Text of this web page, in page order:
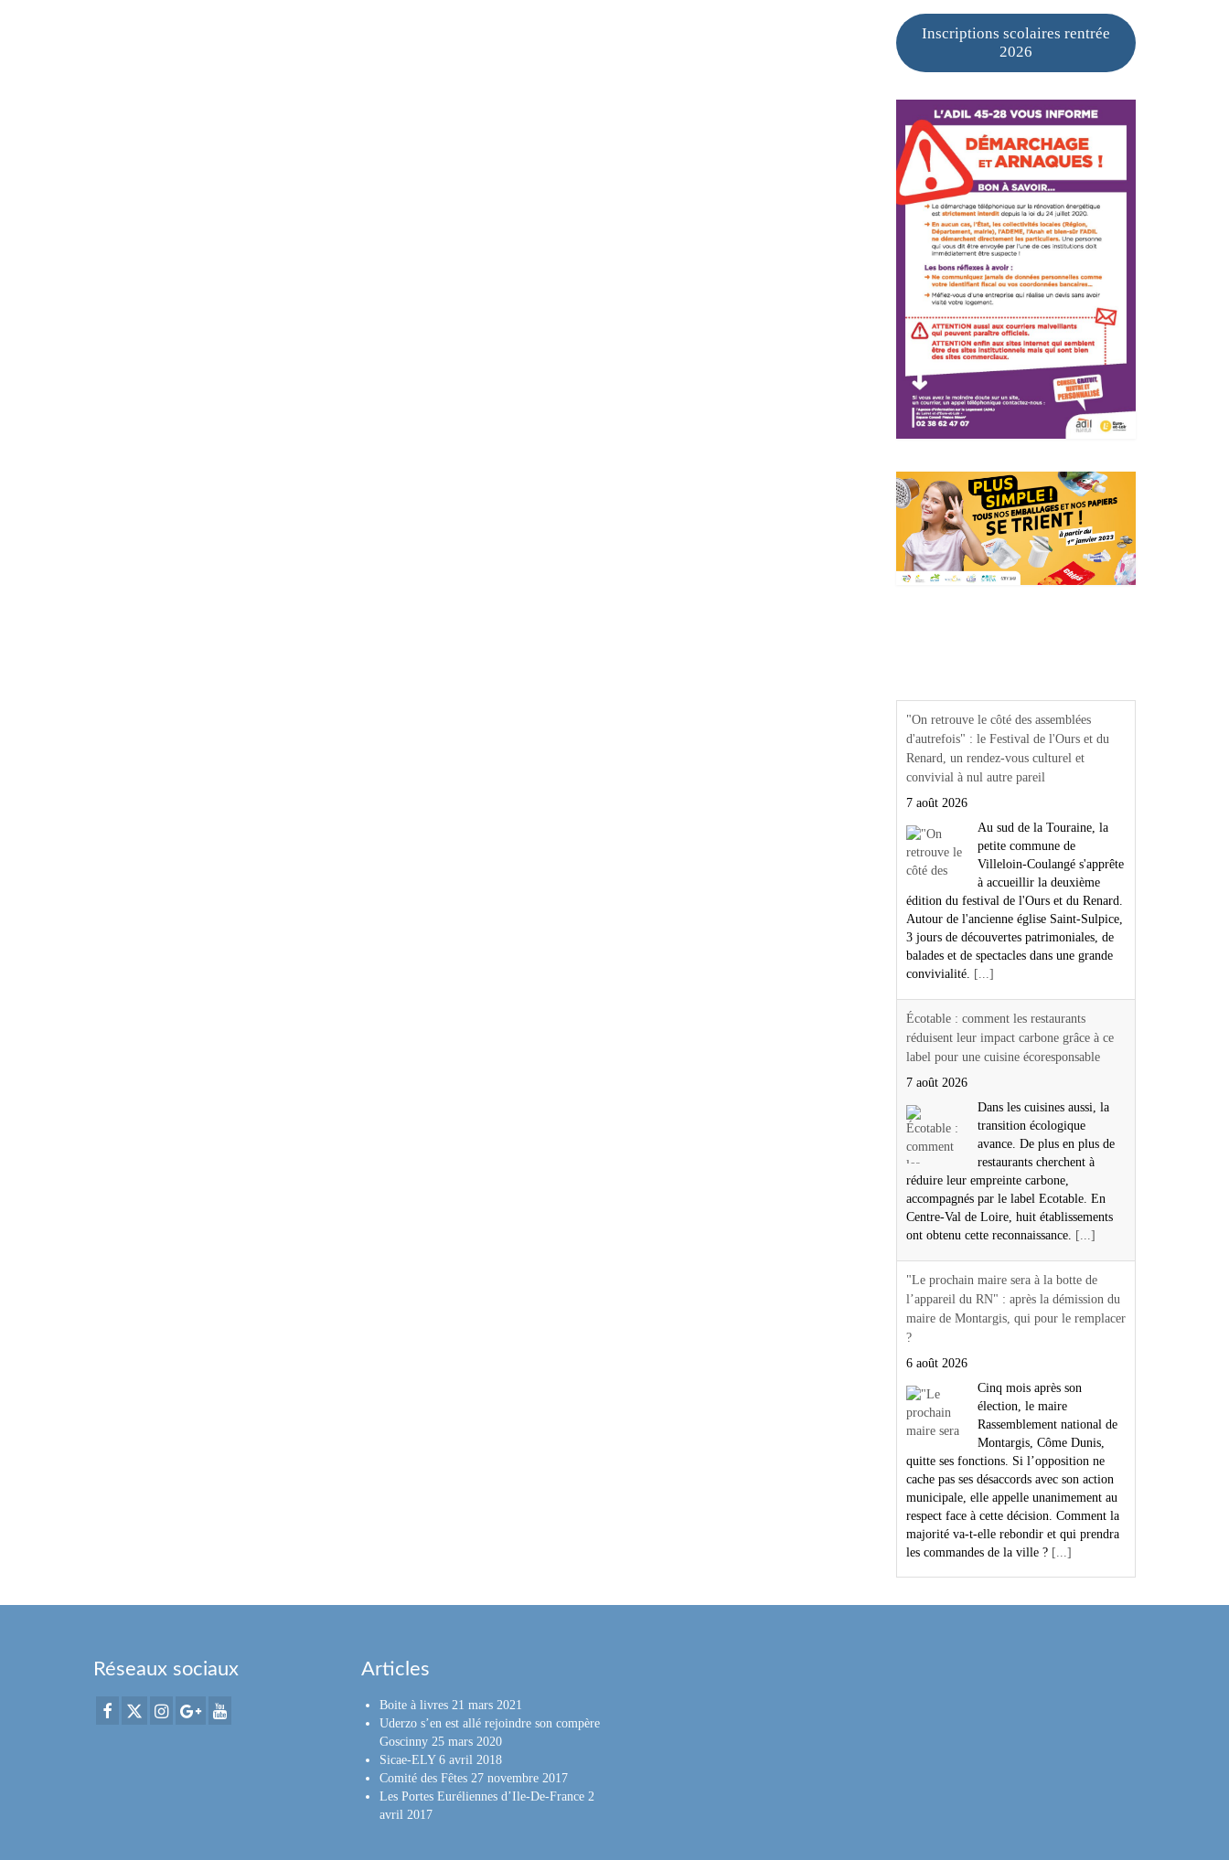
Inscriptions scolaires rentrée
2026
"On retrouve le côté des assemblées
d'autrefois" : le Festival de l'Ours et du
Renard, un rendez-vous culturel et
convivial à nul autre pareil
7 août 2026
Au sud de la Touraine, la
petite commune de
Villeloin-Coulangé s'apprête
à accueillir la deuxième
édition du festival de l'Ours et du Renard.
Autour de l'ancienne église Saint-Sulpice,
3 jours de découvertes patrimoniales, de
balades et de spectacles dans une grande
convivialité.
[...]
Écotable : comment les restaurants
réduisent leur impact carbone grâce à ce
label pour une cuisine écoresponsable
7 août 2026
Dans les cuisines aussi, la
transition écologique
avance. De plus en plus de
restaurants cherchent à
réduire leur empreinte carbone,
accompagnés par le label Ecotable. En
Centre-Val de Loire, huit établissements
ont obtenu cette reconnaissance.
[...]
"Le prochain maire sera à la botte de
l’appareil du RN" : après la démission du
maire de Montargis, qui pour le remplacer
?
6 août 2026
Cinq mois après son
élection, le maire
Rassemblement national de
Montargis, Côme Dunis,
quitte ses fonctions. Si l’opposition ne
cache pas ses désaccords avec son action
municipale, elle appelle unanimement au
respect face à cette décision. Comment la
majorité va-t-elle rebondir et qui prendra
les commandes de la ville ? [...]
Réseaux sociaux Articles
Boite à livres 21 mars 2021
Uderzo s’en est allé rejoindre son compère
Goscinny 25 mars 2020
Sicae-ELY 6 avril 2018
Comité des Fêtes 27 novembre 2017
Les Portes Euréliennes d’Ile-De-France 2
avril 2017